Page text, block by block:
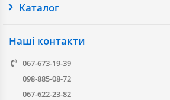
Каталог
Наші контакти
067-673-19-39
098-885-08-72
067-622-23-82